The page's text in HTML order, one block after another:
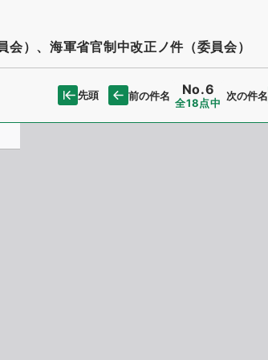
会）、海軍省官制中改正ノ件（委員会）
先頭 前の件名 No.6
全18点中
次の件名